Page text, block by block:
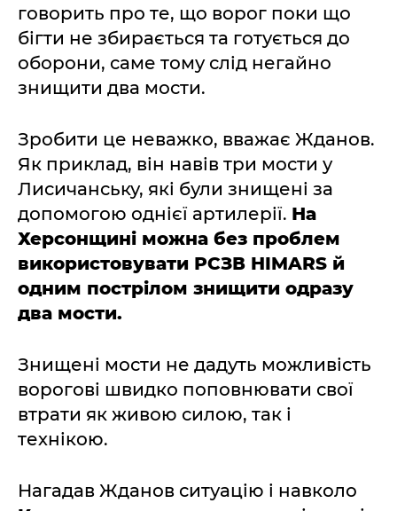
говорить про те, що ворог поки що
бігти не збирається та готується до
оборони, саме тому слід негайно
знищити два мости.
Зробити це неважко, вважає Жданов.
Як приклад, він навів три мости у
Лисичанську, які були знищені за
допомогою однієї артилерії. На
Херсонщині можна без проблем
використовувати РСЗВ HIMARS й
одним пострілом знищити одразу
два мости.
Знищені мости не дадуть можливість
ворогові швидко поповнювати свої
втрати як живою силою, так і
технікою.
Нагадав Жданов ситуацію і навколо